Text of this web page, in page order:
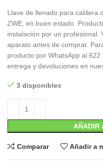
Llave de llenado para caldera
ZWE, en buen estado.
instalación por un profesional.
aparato antes de comprar.
producto por WhatsApp al
entrega y devoluciones en
3 disponibles
AÑADIR
Comparar Añadir a